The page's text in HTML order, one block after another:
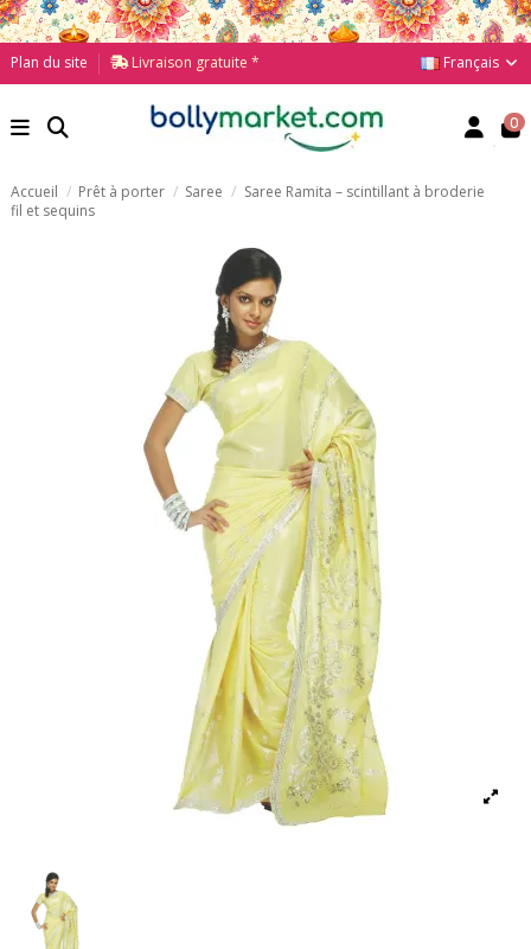
Plan du site Livraison gratuite * Français
0
Accueil Prêt à porter Saree
Saree Ramita – scintillant à broderie
fil et sequins